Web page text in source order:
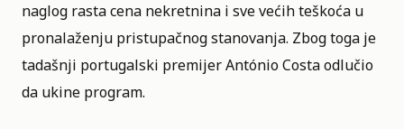
naglog rasta cena nekretnina i sve većih teškoća u
pronalaženju pristupačnog stanovanja. Zbog toga je
tadašnji portugalski premijer António Costa odlučio
da ukine program.